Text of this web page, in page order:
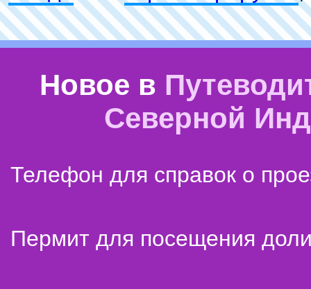
Новое в
Северной
Телефон для справок о
Пермит для посещения